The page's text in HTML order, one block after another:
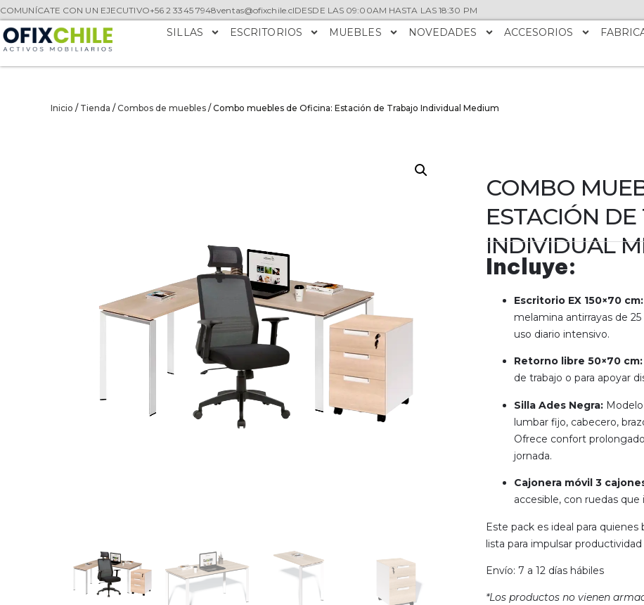
COMUNÍCATE CON UN EJECUTIVO+56 2 3345 7948ventas@ofixchile.clDESDE LAS 09:00AM HASTA LAS 18:30 PM
SILLAS ESCRITORIOS MUEBLES NOVEDADES ACCESORIOS
Inicio / Tienda / Combos de muebles / Combo muebles de Oficina: Estación de Trabajo Individual Medium
COMBO
ESTACIÓN
INDIVIDUAL
Incluye:
Escritorio EX 150×70 cm:
melamina antirrayas de
uso diario intensivo.
Retorno libre 50×70 cm:
de trabajo o para apoyar
Silla Ades Negra:Modelo
lumbar fijo, cabecero,
Ofrece confort
jornada.
Cajonera móvil 3
accesible, con ruedas
Este pack es ideal para
lista para impulsar
Envío: 7 a 12 días hábiles
*Los productos no vienen